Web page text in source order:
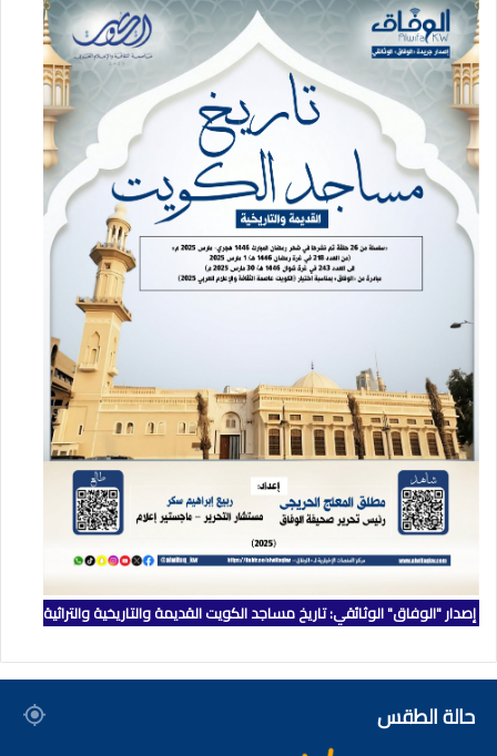
إصدار "الوفاق" الوثائقي: تاريخ مساجد الكويت القديمة والتاريخية والتراثية
حالة الطقس